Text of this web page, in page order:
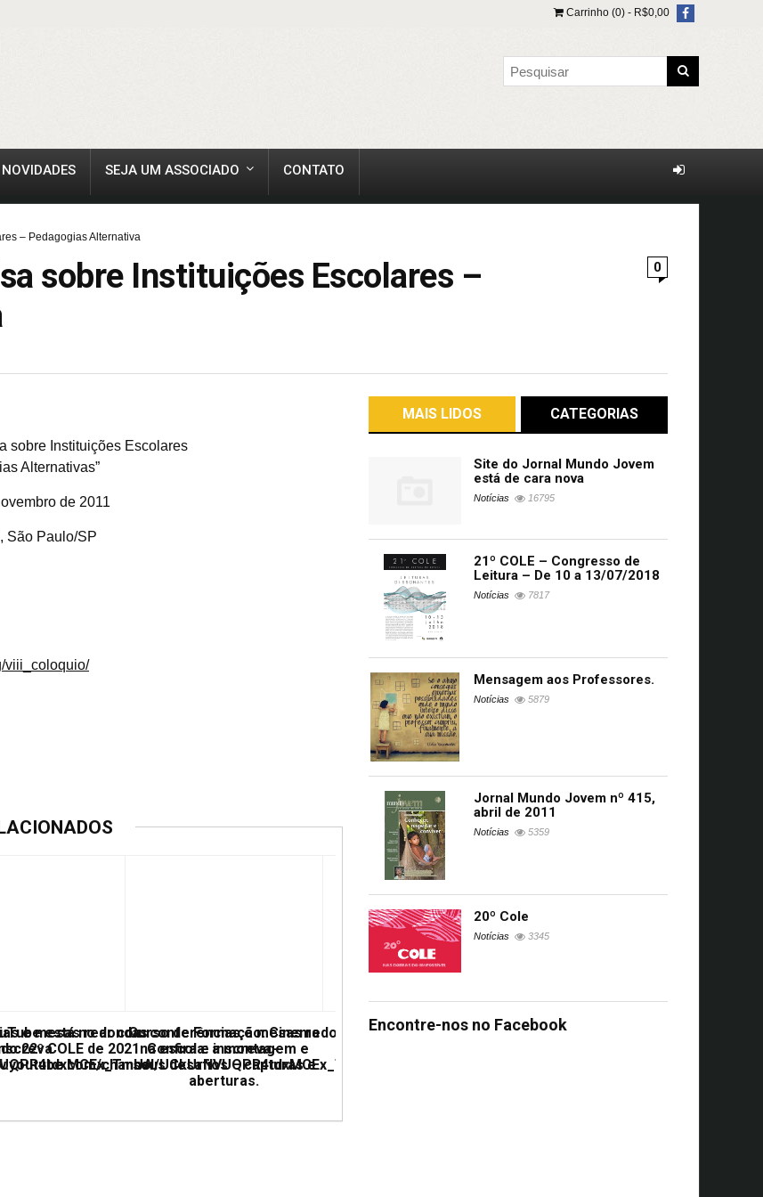
Carrinho (0) - R$0,00
NOVIDADES SEJA UM ASSOCIADO CONTATO
– Pedagogias Alternativa
0
sobre Instituições Escolares –
sobre Instituições Escolares
Alternativas”
de 2011
São Paulo/SP
viii_coloquio/
e mesas redondas
está no ar com conferências e mesas redondas
do 22º COLE de 2021. Confira e inscreva-
channel/UCkUrNVUQPR4tdxMCEx_TmUA
Curso de Formação: Cinema
na escola: a montagem e
seus desafios – capturas e
aberturas.
MAIS LIDOS CATEGORIAS
Site do Jornal Mundo Jovem
está de cara nova
Notícias 16795
21º COLE – Congresso de
Leitura – De 10 a 13/07/2018
Notícias 7817
Mensagem aos Professores.
Notícias 5879
Jornal Mundo Jovem nº 415,
abril de 2011
Notícias 5359
20º Cole
Notícias 3345
Encontre-nos no Facebook